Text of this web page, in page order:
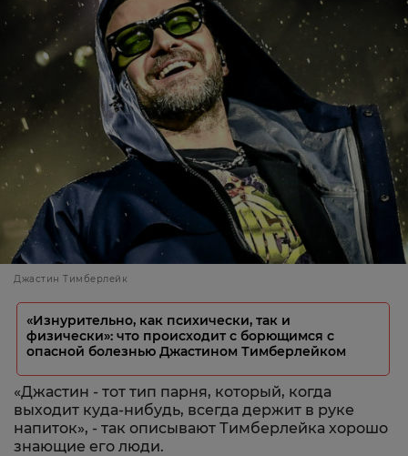
Джастин Тимберлейк
«Изнурительно, как психически, так и
физически»: что происходит с борющимся с
опасной болезнью Джастином Тимберлейком
«Джастин - тот тип парня, который, когда
выходит куда-нибудь, всегда держит в руке
напиток», - так описывают Тимберлейка хорошо
знающие его люди.